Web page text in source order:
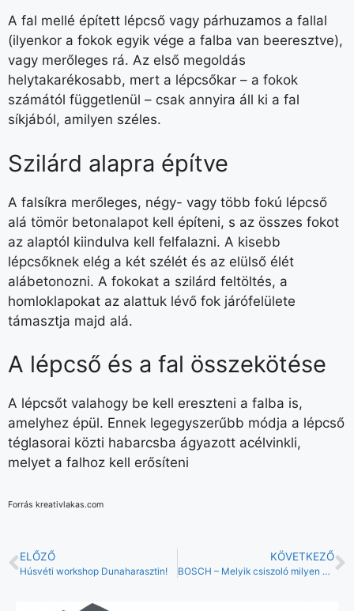
A fal mellé épített lépcső vagy párhuzamos a fallal
(ilyenkor a fokok egyik vége a falba van beeresztve),
vagy merőleges rá. Az első megoldás
helytakarékosabb, mert a lépcsőkar – a fokok
számától függetlenül – csak annyira áll ki a fal
síkjából, amilyen széles.
Szilárd alapra építve
A falsíkra merőleges, négy- vagy több fokú lépcső
alá tömör betonalapot kell építeni, s az összes fokot
az alaptól kiindulva kell felfalazni. A kisebb
lépcsőknek elég a két szélét és az elülső élét
alábetonozni. A fokokat a szilárd feltöltés, a
homloklapokat az alattuk lévő fok járófelülete
támasztja majd alá.
A lépcső és a fal összekötése
A lépcsőt valahogy be kell ereszteni a falba is,
amelyhez épül. Ennek legegyszerűbb módja a lépcső
téglasorai közti habarcsba ágyazott acélvinkli,
melyet a falhoz kell erősíteni
Forrás kreativlakas.com
ELŐZŐ
Húsvéti workshop Dunaharasztin!
KÖVETKEZŐ
BOSCH – Melyik csiszoló milyen alkalmazáshoz való?